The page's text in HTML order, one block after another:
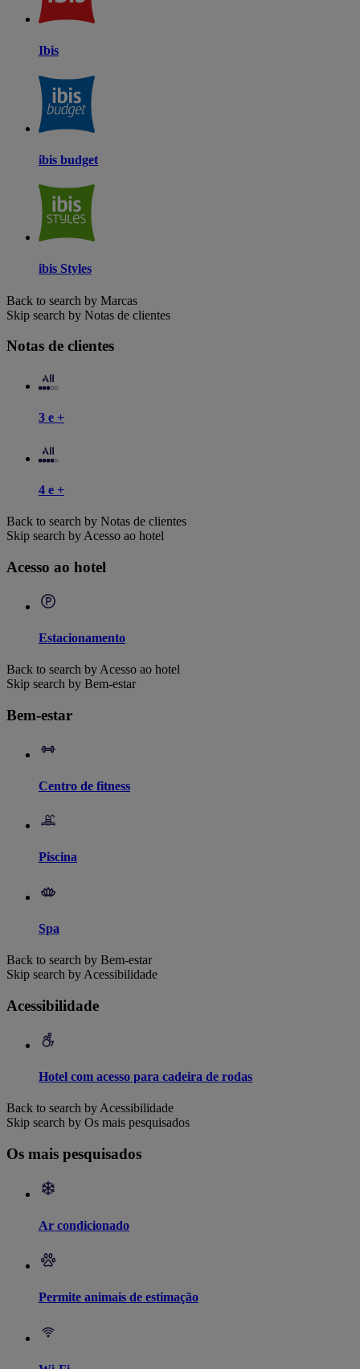
Ibis
ibis budget
ibis Styles
Back to search by Marcas
Skip search by Notas de clientes
Notas de clientes
3 e +
4 e +
Back to search by Notas de clientes
Skip search by Acesso ao hotel
Acesso ao hotel
Estacionamento
Back to search by Acesso ao hotel
Skip search by Bem-estar
Bem-estar
Centro de fitness
Piscina
Spa
Back to search by Bem-estar
Skip search by Acessibilidade
Acessibilidade
Hotel com acesso para cadeira de rodas
Back to search by Acessibilidade
Skip search by Os mais pesquisados
Os mais pesquisados
Ar condicionado
Permite animais de estimação